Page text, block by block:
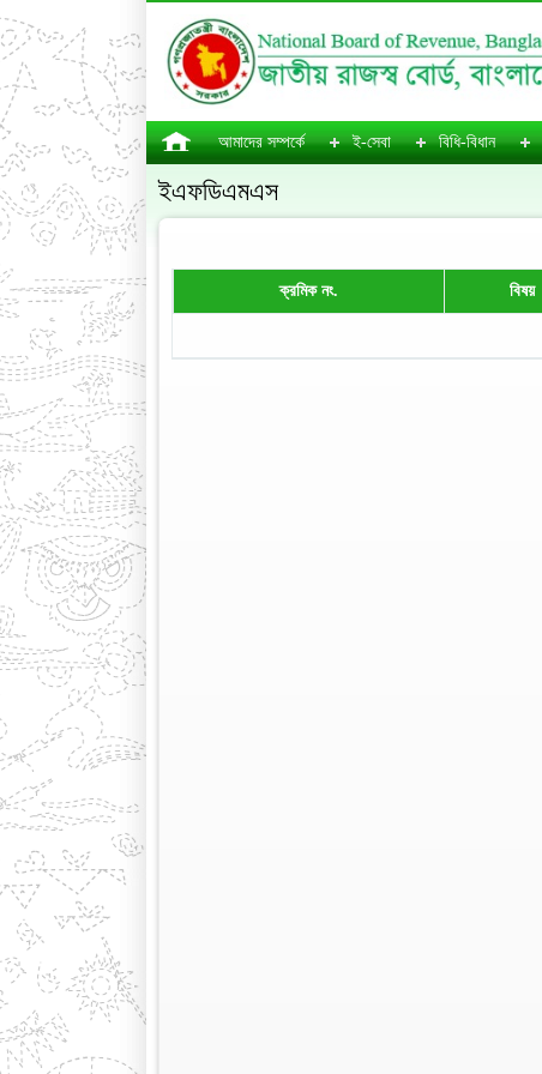
আমাদের সম্পর্কে ই-সেবা বিধি-বিধান
ইএফডিএমএস
ক্রমিক নং. বিষয়